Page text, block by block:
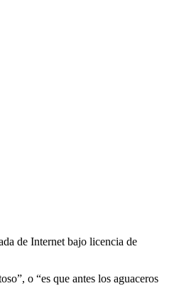
de Internet bajo licencia de
o “es que antes los aguaceros